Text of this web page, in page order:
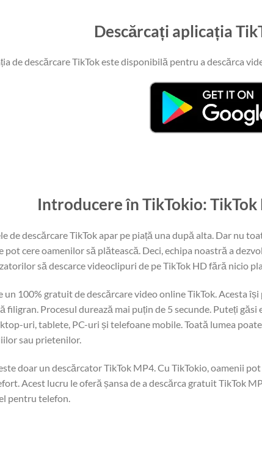
Descărcați aplicația
de descărcare TikTok este disponibilă pentru a descărca
Introducere în TikTokio:
de descărcare TikTok apar pe piață una după alta. Dar nu
pot cere oamenilor să plătească. Deci, echipa noastră a
să descarce videoclipuri de pe TikTok HD fără nicio
un 100% gratuit de descărcare video online TikTok. Acesta
filigran. Procesul durează mai puțin de 5 secunde. Puteți
uri, tablete, PC-uri și telefoane mobile. Toată lumea
sau prietenilor.
doar un descărcator TikTok MP4. Cu TikTokio, oamenii
Acest lucru le oferă șansa de a descărca gratuit TikTok
pentru telefon.